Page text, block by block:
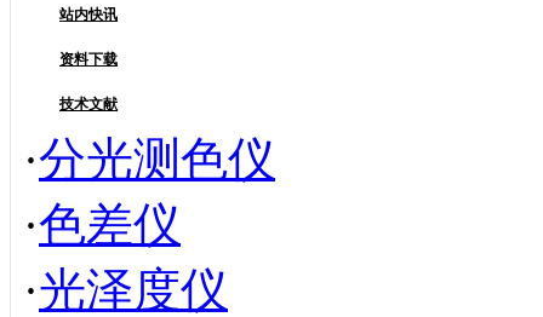
站内快讯
资料下载
技术文献
·分光测色仪
·色差仪
·光泽度仪